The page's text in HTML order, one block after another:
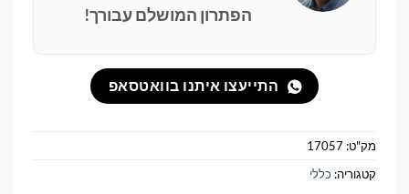
הפתרון המושלם עבורך!
התייעצו איתנו בוואטסאפ
מק"ט: 17057
קטגוריה: כללי